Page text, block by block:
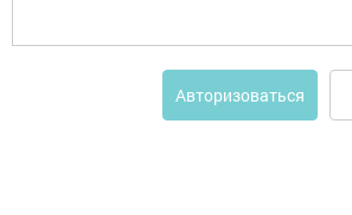
Авторизоваться